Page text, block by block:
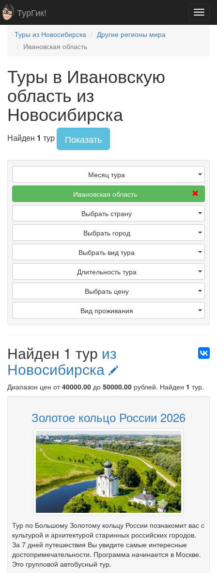
ТурГик!
Туры из Новосибирска
Другие регионы мира
Ивановская область
Туры в Ивановскую
область из
Новосибирска
Найден 1 тур Показать
Месяц тура
Ивановская область
Выбрать страну
Выбрать город
Выбрать вид тура
Длительность тура
Выбрать цену
Вид проживания
Найден 1 тур из
Новосибирска
Диапазон цен от40000.00 до 50000.00 рублей. Найден 1 тур.
Золотое кольцо России 2026
Тур по Большому Золотому кольцу России познакомит вас с
культурой и архитектурой старинных российских городов.
За 7 дней путешествия Вы увидите самые интересные
достопримечательности. Программа начинается в Москве.
Это групповой автобусный тур.